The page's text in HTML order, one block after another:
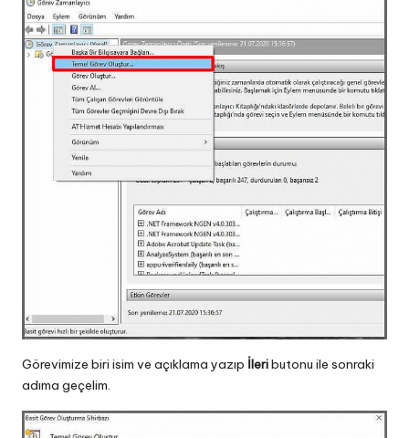
Görevimize biri isim ve açıklama yazıp İleributonu ile sonraki
adıma geçelim.